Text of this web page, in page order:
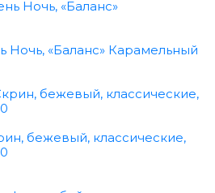
Ночь, «Баланс» Карамельный
бежевый, классические,